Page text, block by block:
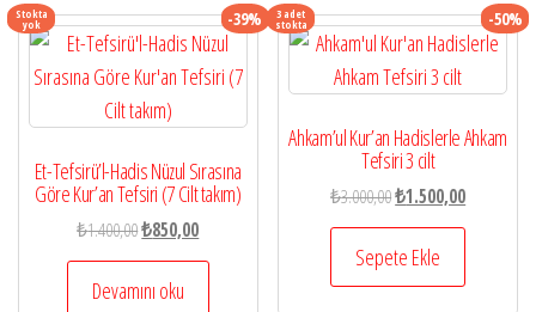
Stokta
yok -39%
Et-Tefsirü’l-Hadis Nüzul Sırasına
Göre Kur’an Tefsiri (7 Cilt takım)
₺1.400,00Orijinal
fiyat:
₺1.400,00.
₺850,00Şu
andaki
Devamını oku
3 adet
stokta -50%
Ahkam’ul Kur’an Hadislerle Ahkam
Tefsiri 3 cilt
₺3.000,00Orijinal
fiyat:
₺3.000,00.
₺1.500,00Şu
andaki
₺1.500,00.
Sepete Ekle